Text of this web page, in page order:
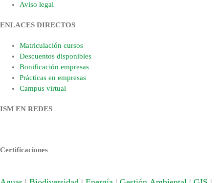
Aviso legal
ENLACES DIRECTOS
Matriculación cursos
Descuentos disponibles
Bonificación empresas
Prácticas en empresas
Campus virtual
ISM EN REDES
Certificaciones